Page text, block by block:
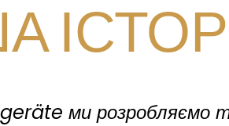
ми розробляємо